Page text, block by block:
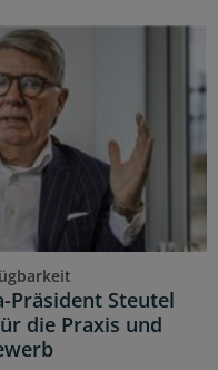
Präsident Steutel
die Praxis und